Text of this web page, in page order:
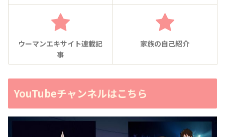
ウーマンエキサイト連載記
事
家族の自己紹介
YouTubeチャンネルはこちら